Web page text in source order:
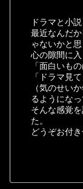
ドラマと小
最近なんだ
ゃないかと思
心の隙間に
「面白いも
「ドラマ見
（気のせい
るようになっ
そんな感覚
た。
どうぞお付